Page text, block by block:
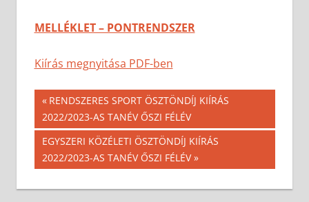
MELLÉKLET – PONTRENDSZER
Kiírás megnyitása PDF-ben
Bejegyzés
navigáció
Previous
Post:
RENDSZERES SPORT ÖSZTÖNDÍJ KIÍRÁS
2022/2023-AS TANÉV ŐSZI FÉLÉV
Next
Post:
EGYSZERI KÖZÉLETI ÖSZTÖNDÍJ KIÍRÁS
2022/2023-AS TANÉV ŐSZI FÉLÉV